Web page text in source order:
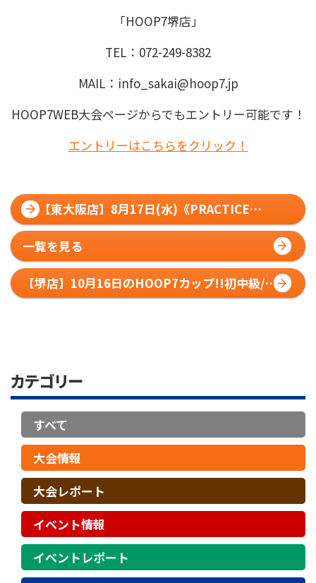
「HOOP7堺店」
TEL：072-249-8382
MAIL：info_sakai@hoop7.jp
HOOP7WEB大会ページからでもエントリー可能です！
エントリーはこちらをクリック！
【東大阪店】8月17日(水)《PRACTICE
MATCH》エントリー募集❗
一覧を見る
【堺店】10月16日のHOOP7カップ!!初中級/経
験者リーグエントリー募集中!!
カテゴリー
すべて
大会情報
大会レポート
イベント情報
イベントレポート